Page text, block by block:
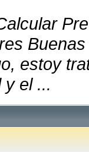
estoy
y el ...